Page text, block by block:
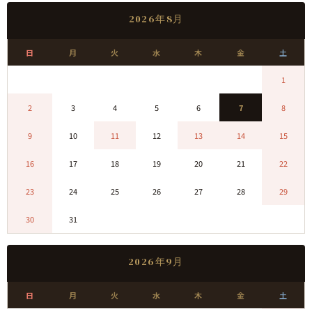
2026年8月
日 月 火 水 木 金 土
1
2 3 4 5 6 7 8
9 10 11 12 13 14 15
16 17 18 19 20 21 22
23 24 25 26 27 28 29
30 31
2026年9月
日 月 火 水 木 金 土